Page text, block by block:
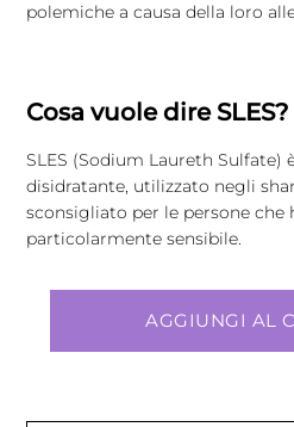
polemiche a causa della loro
Cosa vuole dire SLES?
SLES (Sodium Laureth Sulfate)
disidratante, utilizzato negli
sconsigliato per le persone che
particolarmente sensibile.
AGGIUNGI AL